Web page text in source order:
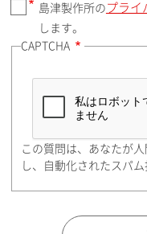
郵便番号（勤務先）
都道府県（勤務先）
島津製作所の プライ
します。
CAPTCHA
この質問は、あなたが
し、自動化されたスパ